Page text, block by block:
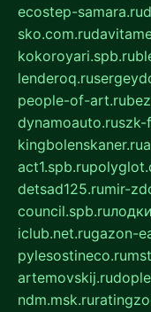
ecostep-samara.ru
sko.com.ru
kokoroyari.spb.ru
lenderoq.ru
people-of-art.ru
dynamoauto.ruszk-
kingbolenskaner.ru
act1.spb.ru
detsad125.rumir-
council.spb.ru
iclub.net.rugazon-
pylesostineco.ru
artemovskij.ru
ndm.msk.ru